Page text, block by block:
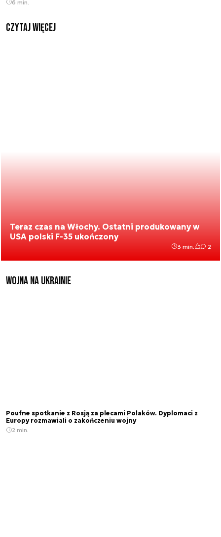
6 min.
czytaj więcej
Teraz czas na Włochy. Ostatni produkowany w
USA polski F-35 ukończony
3 min. 2
Wojna na Ukrainie
Poufne spotkanie z Rosją za plecami Polaków. Dyplomaci z
Europy rozmawiali o zakończeniu wojny
2 min.